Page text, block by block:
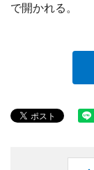
で開かれる。